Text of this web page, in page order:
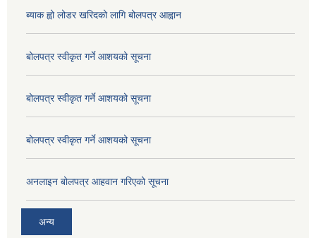
ब्याक ह्वो लोडर खरिदको लागि बोलपत्र आह्वान
बोलपत्र स्वीकृत गर्ने आशयको सूचना
बोलपत्र स्वीकृत गर्ने आशयको सूचना
बोलपत्र स्वीकृत गर्ने आशयको सूचना
अनलाइन बोलपत्र आहवान गरिएको सूचना
अन्य